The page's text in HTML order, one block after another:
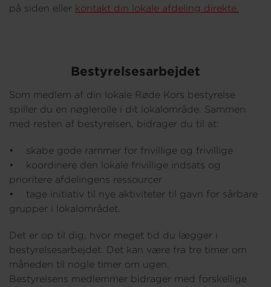
på siden eller kontakt din lokale afdeling direkte.
Bestyrelsesarbejdet
Som medlem af din lokale Røde Kors bestyrelse
spiller du en nøglerolle i dit lokalområde. Sammen
med resten af bestyrelsen, bidrager du til at:
• skabe gode rammer for frivillige og frivillige
• koordinere den lokale frivillige indsats og
prioritere afdelingens ressourcer
• tage initiativ til nye aktiviteter til gavn for sårbare
grupper i lokalområdet.
Det er op til dig, hvor meget tid du lægger i
bestyrelsesarbejdet. Det kan være fra tre timer om
måneden til nogle timer om ugen.
Bestyrelsens medlemmer bidrager med forskellige